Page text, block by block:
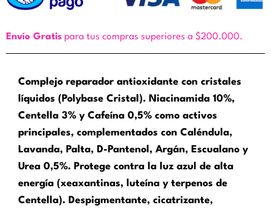
Envío Gratis para tus compras superiores a $200.000.
Complejo reparador antioxidante con cristales
líquidos (Polybase Cristal). Niacinamida 10%,
Centella 3% y Cafeína 0,5% como activos
principales, complementados con Caléndula,
Lavanda, Palta, D-Pantenol, Argán, Escualano y
Urea 0,5%. Protege contra la luz azul de alta
energía (xeaxantinas, luteína y terpenos de
Centella). Despigmentante, cicatrizante,